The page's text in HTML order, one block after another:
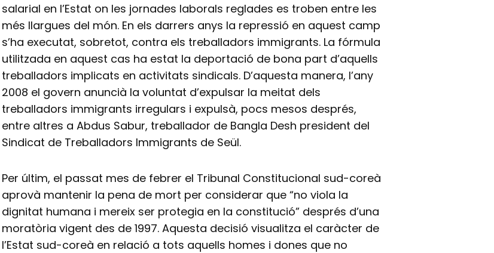
salarial en l’Estat on les jornades laborals reglades es troben entre les
més llargues del món. En els darrers anys la repressió en aquest camp
s’ha executat, sobretot, contra els treballadors immigrants. La fórmula
utilitzada en aquest cas ha estat la deportació de bona part d’aquells
treballadors implicats en activitats sindicals. D’aquesta manera, l’any
2008 el govern anuncià la voluntat d’expulsar la meitat dels
treballadors immigrants irregulars i expulsà, pocs mesos després,
entre altres a Abdus Sabur, treballador de Bangla Desh president del
Sindicat de Treballadors Immigrants de Seül.
Per últim, el passat mes de febrer el Tribunal Constitucional sud-coreà
aprovà mantenir la pena de mort per considerar que “no viola la
dignitat humana i mereix ser protegia en la constitució” després d’una
moratòria vigent des de 1997. Aquesta decisió visualitza el caràcter de
l’Estat sud-coreà en relació a tots aquells homes i dones que no